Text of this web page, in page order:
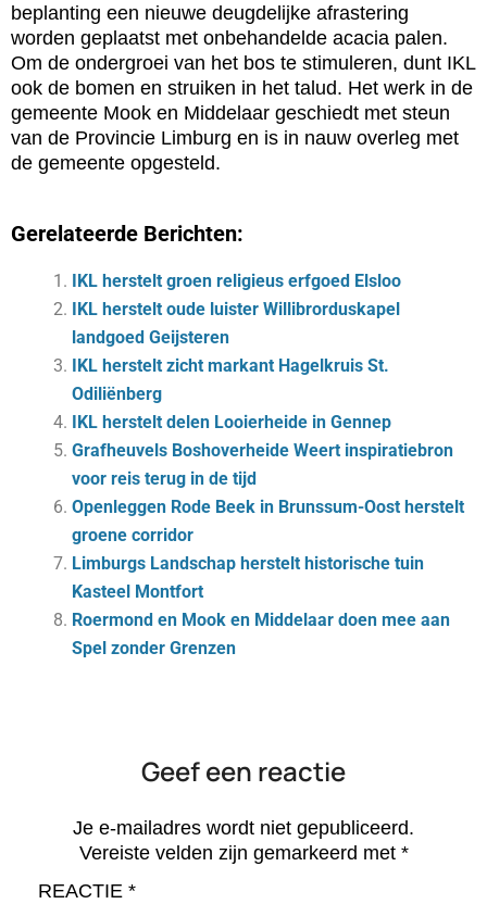
beplanting een nieuwe deugdelijke afrastering
worden geplaatst met onbehandelde acacia palen.
Om de ondergroei van het bos te stimuleren, dunt IKL
ook de bomen en struiken in het talud. Het werk in de
gemeente Mook en Middelaar geschiedt met steun
van de Provincie Limburg en is in nauw overleg met
de gemeente opgesteld.
Gerelateerde Berichten:
IKL herstelt groen religieus erfgoed Elsloo
IKL herstelt oude luister Willibrorduskapel
landgoed Geijsteren
IKL herstelt zicht markant Hagelkruis St.
Odiliënberg
IKL herstelt delen Looierheide in Gennep
Grafheuvels Boshoverheide Weert inspiratiebron
voor reis terug in de tijd
Openleggen Rode Beek in Brunssum-Oost herstelt
groene corridor
Limburgs Landschap herstelt historische tuin
Kasteel Montfort
Roermond en Mook en Middelaar doen mee aan
Spel zonder Grenzen
Geef een reactie
Je e-mailadres wordt niet gepubliceerd.
Vereiste velden zijn gemarkeerd met *
REACTIE *